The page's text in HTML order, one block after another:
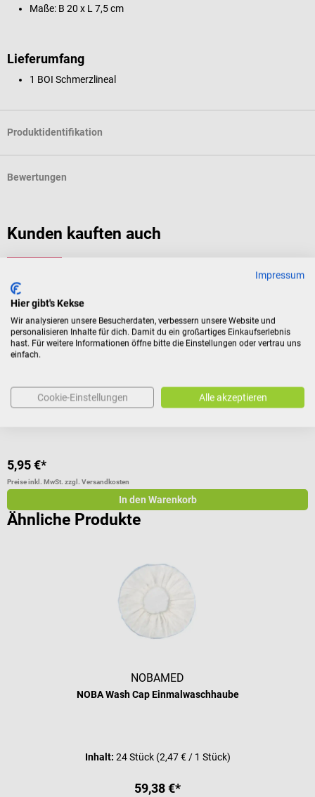
Maße: B 20 x L 7,5 cm
Lieferumfang
1 BOI Schmerzlineal
Produktidentifikation
Bewertungen
Kunden kauften auch
Schmerzskala VAS
Mit Smileys & Zahlenskala
5,95 €*
Preise inkl. MwSt. zzgl. Versandkosten
In den Warenkorb
Ähnliche Produkte
NOBAMED
NOBA Wash Cap Einmalwaschhaube
Inhalt: 24 Stück (2,47 € / 1 Stück)
59,38 €*
Impressum
Hier gibt's Kekse
Wir analysieren unsere Besucherdaten, verbessern unsere Website und
personalisieren Inhalte für dich. Damit du ein großartiges Einkaufserlebnis
hast. Für weitere Informationen öffne bitte die Einstellungen oder vertrau uns
einfach.
Cookie-Einstellungen Alle akzeptieren